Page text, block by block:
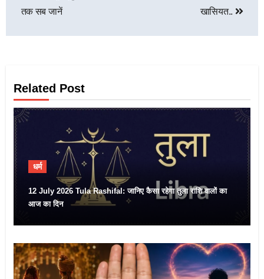
तक सब जानें
खासियत..
Related Post
धर्म
12 July 2026 Tula Rashifal: जानिए कैसा रहेगा तुला राशि वालों का
आज का दिन